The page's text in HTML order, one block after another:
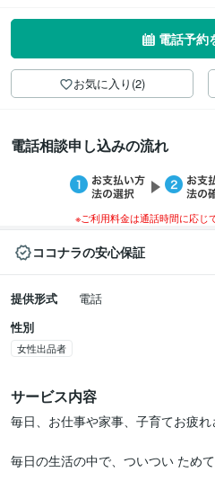
電話予約
お気に入り(2)
電話相談申し込みの流れ
※ご利用料金は通話時間に応じ
ココナラの安心保証
提供形式
電話
性別
女性出品者
サービス内容
毎日、お仕事や家事、子育てお疲れ
毎日の生活の中で、ついつい ため